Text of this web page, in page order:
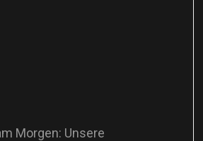
Morgen: Unsere